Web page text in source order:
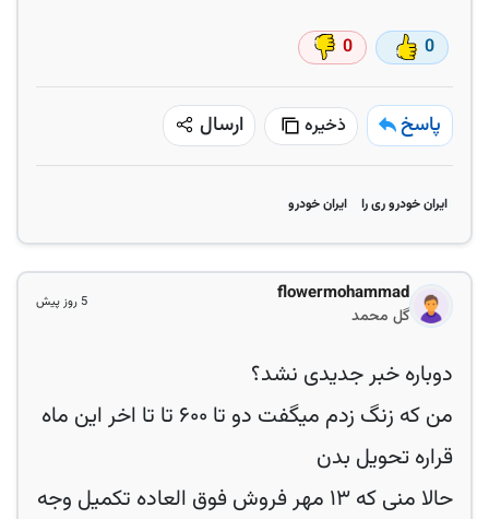
0
0
پاسخ ذخیره ارسال
ایران خودرو ری را ایران خودرو
flowermohammad
گل محمد
5 روز پیش
من که زنگ زدم میگفت دو تا ۶۰۰ تا تا اخر این ماه
حالا منی که ۱۳ مهر فروش فوق العاده تکمیل وجه